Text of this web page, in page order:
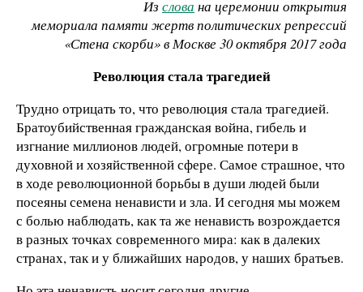
Изслова на церемонии открытия
мемориала памяти жертв политических репрессий
«Стена скорби» в Москве 30 октября 2017 года
Революция стала трагедией
Трудно отрицать то, что революция стала трагедией.
Братоубийственная гражданская война, гибель и
изгнание миллионов людей, огромные потери в
духовной и хозяйственной сфере. Самое страшное, что
в ходе революционной борьбы в души людей были
посеяны семена ненависти и зла. И сегодня мы можем
с болью наблюдать, как та же ненависть возрождается
в разных точках современного мира: как в далеких
странах, так и у ближайших народов, у наших братьев.